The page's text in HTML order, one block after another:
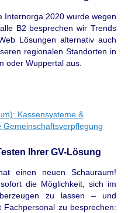
Internorga 2020 wurde wegen
B2 besprechen wir Trends
Lösungen alternativ auch
regionalen Standorten in
oder Wuppertal aus.
Ihrer GV-Lösung
einen neuen Schauraum!
die Möglichkeit, sich im
zu lassen – und
zu besprechen: